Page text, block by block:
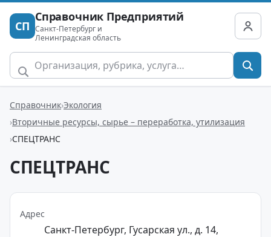
СП
Справочник Предприятий
Санкт-Петербург и
Ленинградская область
Справочник Экология
Вторичные ресурсы, сырье – переработка, утилизация
СПЕЦТРАНС
СПЕЦТРАНС
Адрес
Санкт-Петербург, Гусарская ул., д. 14,